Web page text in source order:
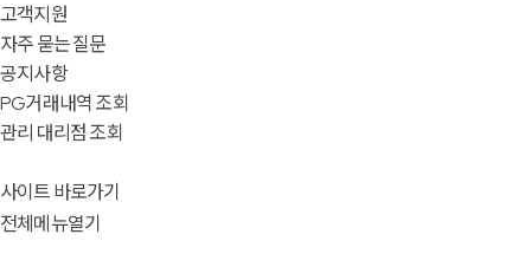
고객지원
자주 묻는 질문
공지사항
PG거래내역 조회
관리 대리점 조회
사이트 바로가기
전체메뉴열기